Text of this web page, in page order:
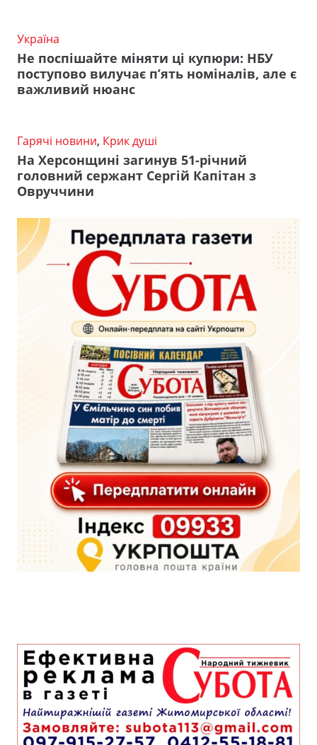
Україна
Не поспішайте міняти ці купюри: НБУ
поступово вилучає п’ять номіналів, але є
важливий нюанс
Гарячі новини, Крик душі
На Херсонщині загинув 51-річний
головний сержант Сергій Капітан з
Овруччини